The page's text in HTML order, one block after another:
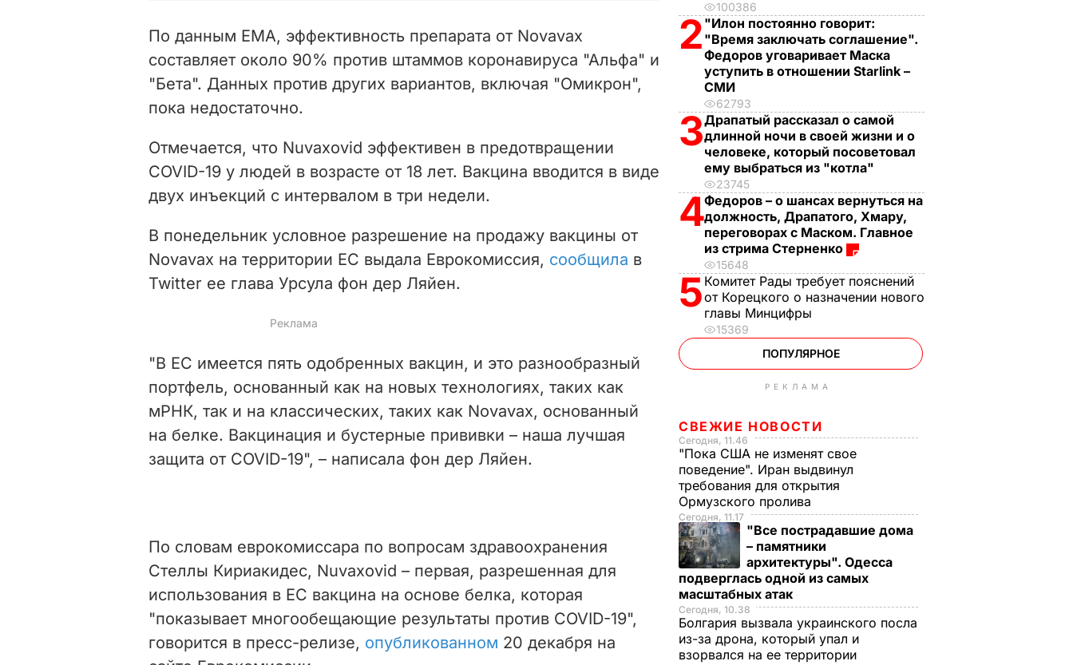
i
d
o
По данным ЕМА, эффективность препарата от Novavax
составляет около 90% против штаммов коронавируса "Альфа" и
"Бета". Данных против других вариантов, включая "Омикрон",
пока недостаточно.
Отмечается, что Nuvaxovid эффективен в предотвращении
COVID-19 у людей в возрасте от 18 лет. Вакцина вводится в виде
двух инъекций с интервалом в три недели.
В понедельник условное разрешение на продажу вакцины от
Novavax на территории ЕС выдала Еврокомиссия, сообщила в
Twitter ее глава Урсула фон дер Ляйен.
"В ЕС имеется пять одобренных вакцин, и это разнообразный
портфель, основанный как на новых технологиях, таких как
мРНК, так и на классических, таких как Novavax, основанный
на белке. Вакцинация и бустерные прививки – наша лучшая
защита от COVID-19", – написала фон дер Ляйен.
По словам еврокомиссара по вопросам здравоохранения
Стеллы Кириакидес, Nuvaxovid – первая, разрешенная для
использования в ЕС вакцина на основе белка, которая
"показывает многообещающие результаты против COVID-19",
говорится в пресс-релизе, опубликованном 20 декабря на
100386
2 "Илон постоянно говорит:
"Время заключать соглашение".
Федоров уговаривает Маска
уступить в отношении Starlink –
СМИ
62793
3Драпатый рассказал о самой
длинной ночи в своей жизни и о
человеке, который посоветовал
ему выбраться из "котла"
23745
4Федоров – о шансах вернуться на
должность, Драпатого, Хмару,
переговорах с Маском. Главное
из стрима Стерненко
15648
5 Комитет Рады требует пояснений
от Корецкого о назначении нового
главы Минцифры
15369
ПОПУЛЯРНОЕ
РЕКЛАМА
СВЕЖИЕ НОВОСТИ
Сегодня, 11.46
"Пока США не изменят свое
поведение". Иран выдвинул
требования для открытия
Ормузского пролива
Сегодня, 11.17
"Все пострадавшие дома
– памятники
архитектуры". Одесса
подверглась одной из самых
масштабных атак
Сегодня, 10.38
Болгария вызвала украинского посла
из-за дрона, который упал и
взорвался на ее территории